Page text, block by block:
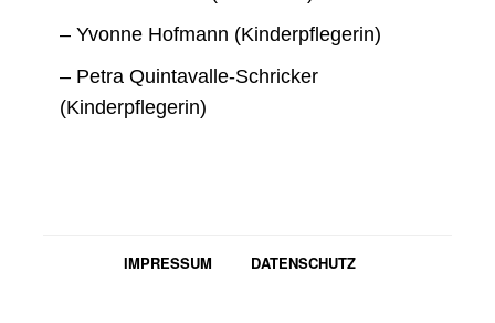
– Yvonne Hofmann (Kinderpflegerin)
– Petra Quintavalle-Schricker
(Kinderpflegerin)
IMPRESSUM DATENSCHUTZ